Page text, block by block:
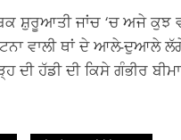
ਸ਼ੁਰੂਆਤੀ ਜਾਂਚ ‘ਚ ਅਜੇ
ਵਾਲੀ ਥਾਂ ਦੇ ਆਲੇ-ਦੁਆਲੇ
ਦੀ ਹੱਡੀ ਦੀ ਕਿਸੇ ਗੰਭੀਰ